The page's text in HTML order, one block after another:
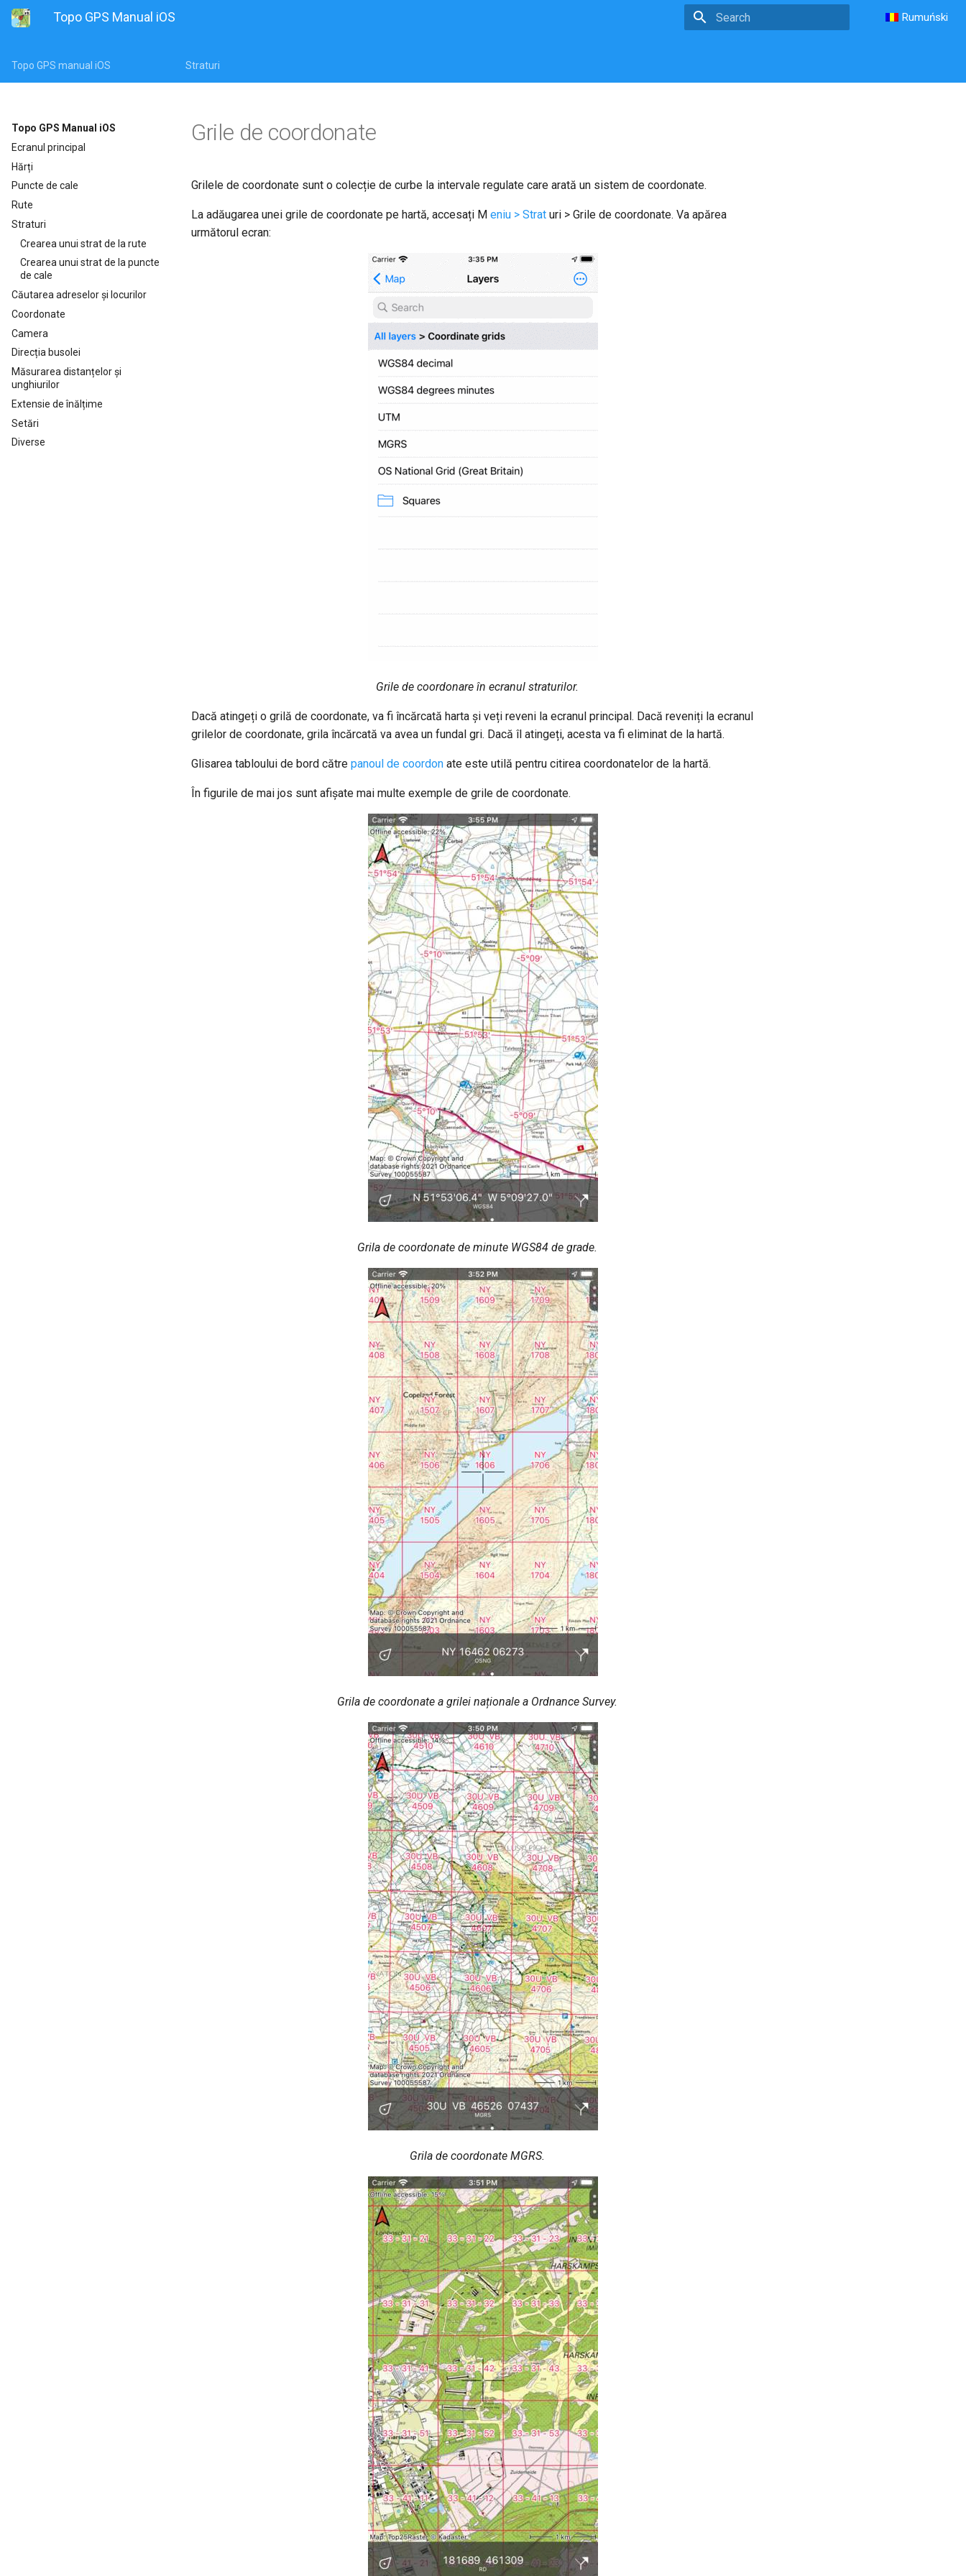
Topo GPS Manual iOS Rumuński
Topo GPS manual iOS Straturi
Topo GPS Manual iOS
Ecranul principal
Hărți
Puncte de cale
Rute
Straturi
Crearea unui strat de la rute
Crearea unui strat de la puncte
de cale
Căutarea adreselor și locurilor
Coordonate
Camera
Direcția busolei
Măsurarea distanțelor și
unghiurilor
Extensie de înălțime
Setări
Diverse
Grile de coordonate
Grilele de coordonate sunt o colecție de curbe la intervale regulate care arată un sistem de coordonate.
La adăugarea unei grile de coordonate pe hartă, accesați M eniu > Strat uri > Grile de coordonate. Va apărea
următorul ecran:
Grile de coordonare în ecranul straturilor.
Dacă atingeți o grilă de coordonate, va fi încărcată harta și veți reveni la ecranul principal. Dacă reveniți la ecranul
grilelor de coordonate, grila încărcată va avea un fundal gri. Dacă îl atingeți, acesta va fi eliminat de la hartă.
Glisarea tabloului de bord către panoul de coordon ate este utilă pentru citirea coordonatelor de la hartă.
În figurile de mai jos sunt afișate mai multe exemple de grile de coordonate.
Grila de coordonate de minute WGS84 de grade.
Grila de coordonate a grilei naționale a Ordnance Survey.
Grila de coordonate MGRS.